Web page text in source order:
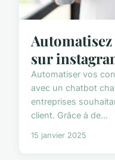
sur
Automatiser vos
avec un chatbot
entreprises
client. Grâce à de...
15 janvier 2025